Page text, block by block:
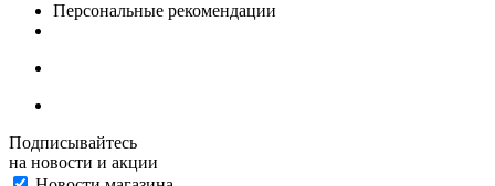
Персональные рекомендации
Подписывайтесь
на новости и акции